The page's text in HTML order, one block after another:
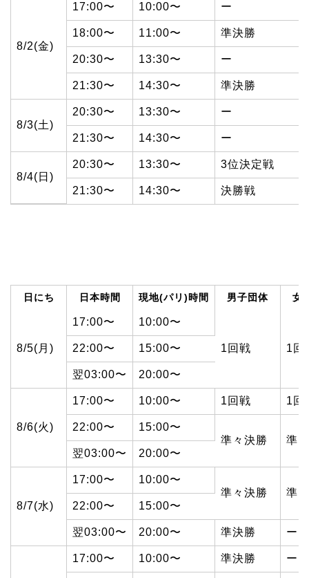
8/2(金)
17:00〜 10:00〜 ー
18:00〜 11:00〜 準決勝
20:30〜 13:30〜 ー
21:30〜 14:30〜 準決勝
8/3(土)
20:30〜 13:30〜 ー
21:30〜 14:30〜 ー
8/4(日)
20:30〜 13:30〜 3位決定戦
21:30〜 14:30〜 決勝戦
日にち 日本時間 現地(パリ)時間 男子団体 女
8/5(月)
17:00〜 10:00〜
1回戦 1回
22:00〜 15:00〜
翌03:00〜 20:00〜
8/6(火)
17:00〜 10:00〜 1回戦 1回
22:00〜
15:00〜
準々決勝
準
翌03:00〜
20:00〜
8/7(水)
17:00〜
10:00〜
準々決勝
準
22:00〜
15:00〜
翌03:00〜 20:00〜 準決勝 ー
17:00〜 10:00〜 準決勝 ー